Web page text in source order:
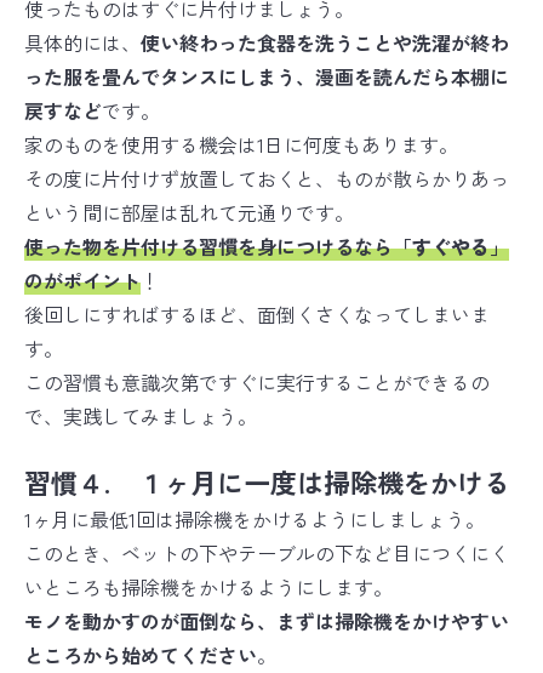
使ったものはすぐに片付けましょう。
具体的には、 使い終わった食器を洗うことや洗濯が終わ
った服を畳んでタンスにしまう、漫画を読んだら本棚に
戻すなどです。
家のものを使用する機会は1日に何度もあります。
その度に片付けず放置しておくと、ものが散らかりあっ
という間に部屋は乱れて元通りです。
使った物を片付ける習慣を身につけるなら「すぐやる」
のがポイント ！
後回しにすればするほど、面倒くさくなってしまいま
す。
この習慣も意識次第ですぐに実行することができるの
で、実践してみましょう。
習慣４. １ヶ月に一度は掃除機をかける
1ヶ月に最低1回は掃除機をかけるようにしましょう。
このとき、ベットの下やテーブルの下など目につくにく
いところも掃除機をかけるようにします。
モノを動かすのが面倒なら、まずは掃除機をかけやすい
ところから始めてください。